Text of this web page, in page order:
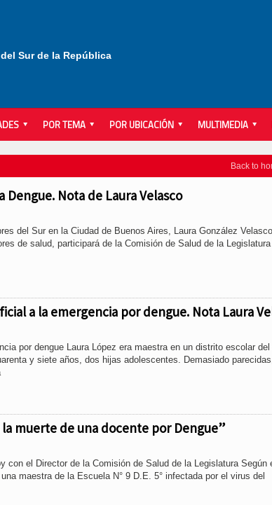
Sur de la República
POR TEMA POR UBICACIÓN MULTIMEDIA
Back to
Dengue. Nota de Laura Velasco
del Sur en la Ciudad de Buenos Aires, Laura González Velasco
de salud, participará de la Comisión de Salud de la Legislatura
a la emergencia por dengue. Nota Laura
por dengue Laura López era maestra en un distrito escolar
y siete años, dos hijas adolescentes. Demasiado
la muerte de una docente por Dengue”
con el Director de la Comisión de Salud de la Legislatura Según
maestra de la Escuela N° 9 D.E. 5° infectada por el virus del